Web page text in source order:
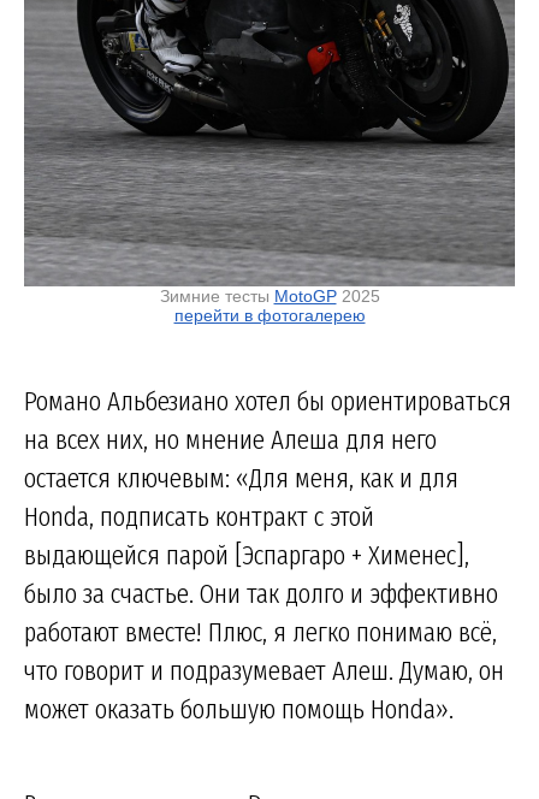
Зимние тесты MotoGP2025
перейти в фотогалерею
Романо Альбезиано хотел бы ориентироваться
на всех них, но мнение Алеша для него
остается ключевым: «Для меня, как и для
Honda, подписать контракт с этой
выдающейся парой [Эспаргаро + Хименес],
было за счастье. Они так долго и эффективно
работают вместе! Плюс, я легко понимаю всё,
что говорит и подразумевает Алеш. Думаю, он
может оказать большую помощь Honda».